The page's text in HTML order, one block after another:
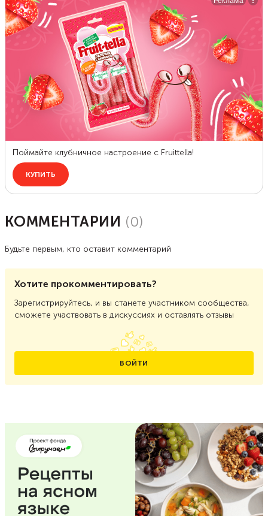
КОММЕНТАРИИ (0)
Будьте первым, кто оставит комментарий
Хотите прокомментировать?
Зарегистрируйтесь, и вы станете участником сообщества,
сможете участвовать в дискуссиях и оставлять отзывы
ВОЙТИ